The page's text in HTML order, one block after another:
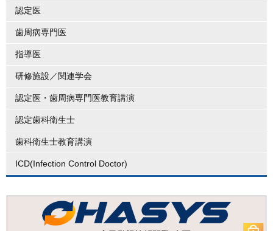
認定医
歯周病専門医
指導医
研修施設／関連学会
認定医・歯周病専門医教育講演
認定歯科衛生士
歯科衛生士教育講演
ICD(Infection Control Doctor)